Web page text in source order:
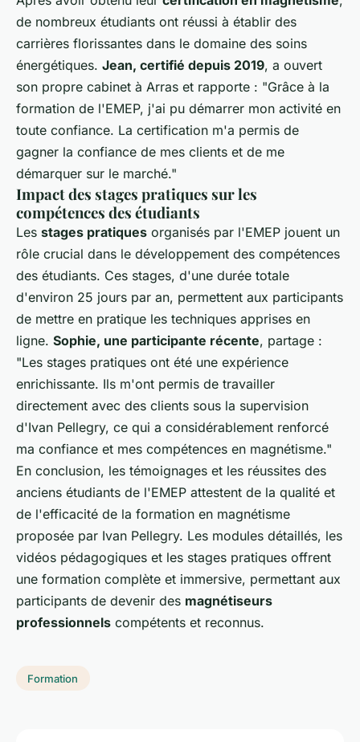
de nombreux étudiants ont réussi à établir des
carrières florissantes dans le domaine des soins
énergétiques. Jean, certifié depuis 2019, a ouvert
son propre cabinet à Arras et rapporte : "Grâce à la
formation de l'EMEP, j'ai pu démarrer mon activité en
toute confiance. La certification m'a permis de
gagner la confiance de mes clients et de me
démarquer sur le marché."
Impact des stages pratiques sur les
compétences des étudiants
Les stages pratiques organisés par l'EMEP jouent un
rôle crucial dans le développement des compétences
des étudiants. Ces stages, d'une durée totale
d'environ 25 jours par an, permettent aux participants
de mettre en pratique les techniques apprises en
ligne. Sophie, une participante récente, partage :
"Les stages pratiques ont été une expérience
enrichissante. Ils m'ont permis de travailler
directement avec des clients sous la supervision
d'Ivan Pellegry, ce qui a considérablement renforcé
ma confiance et mes compétences en magnétisme."
En conclusion, les témoignages et les réussites des
anciens étudiants de l'EMEP attestent de la qualité et
de l'efficacité de la formation en magnétisme
proposée par Ivan Pellegry. Les modules détaillés, les
vidéos pédagogiques et les stages pratiques offrent
une formation complète et immersive, permettant aux
participants de devenir des magnétiseurs
professionnels compétents et reconnus.
Formation